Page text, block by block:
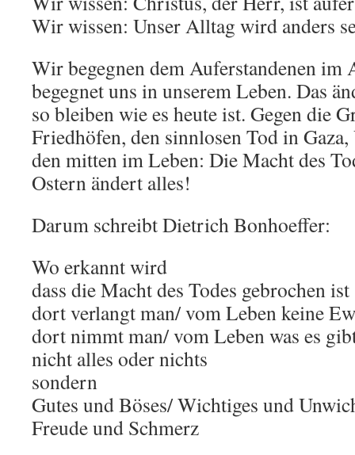
Wir wissen: Unser Alltag wird anders
Wir begegnen dem Auferstandenen im
begegnet uns in unserem Leben. Das
so bleiben wie es heute ist. Gegen die
Friedhöfen, den sinnlosen Tod in Gaza,
den mitten im Leben: Die Macht des
Ostern ändert alles!
Darum schreibt Dietrich Bonhoeffer:
Wo erkannt wird
dass die Macht des Todes gebrochen ist
dort verlangt man/ vom Leben keine
dort nimmt man/ vom Leben was es
nicht alles oder nichts
sondern
Gutes und Böses/ Wichtiges und
Freude und Schmerz